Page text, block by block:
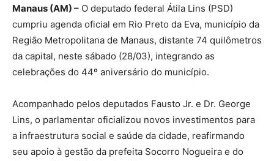
Manaus (AM) – O deputado federal Átila Lins (PSD)
cumpriu agenda oficial em Rio Preto da Eva, município da
Região Metropolitana de Manaus, distante 74 quilômetros
da capital, neste sábado (28/03), integrando as
celebrações do 44º aniversário do município.
Acompanhado pelos deputados Fausto Jr. e Dr. George
Lins, o parlamentar oficializou novos investimentos para
a infraestrutura social e saúde da cidade, reafirmando
seu apoio à gestão da prefeita Socorro Nogueira e do